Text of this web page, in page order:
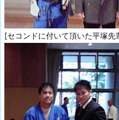
[セコンドに付いて頂いた平塚先